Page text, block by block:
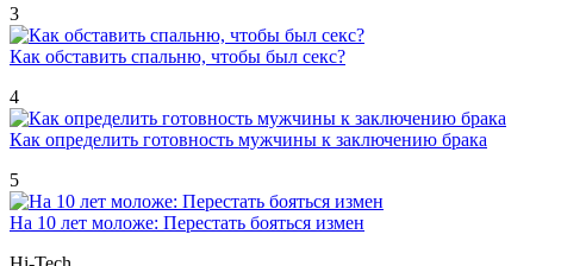
3
Как обставить спальню, чтобы был секс?
4
Как определить готовность мужчины к заключению брака
5
На 10 лет моложе: Перестать бояться измен